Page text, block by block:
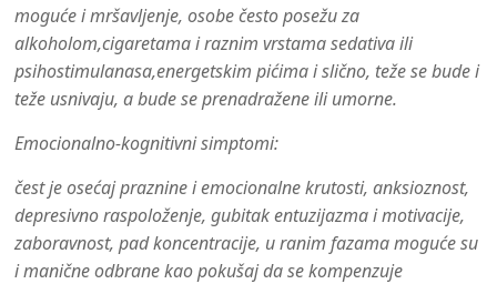
moguće i mršavljenje, osobe često posežu za
alkoholom,cigaretama i raznim vrstama sedativa ili
psihostimulanasa,energetskim pićima i slično, teže se bude i
teže usnivaju, a bude se prenadražene ili umorne.
Emocionalno-kognitivni simptomi:
čest je osećaj praznine i emocionalne krutosti, anksioznost,
depresivno raspoloženje, gubitak entuzijazma i motivacije,
zaboravnost, pad koncentracije, u ranim fazama moguće su
i manične odbrane kao pokušaj da se kompenzuje